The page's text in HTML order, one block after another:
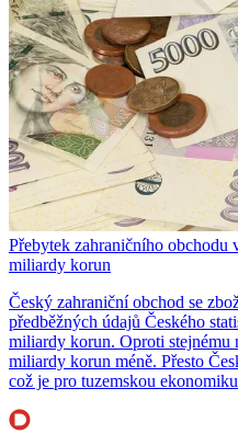
Přebytek zahraničního obchodu
miliardy korun
Český zahraniční obchod se
předběžných údajů Českého
miliardy korun. Oproti stejnému
miliardy korun méně. Přesto
což je pro tuzemskou